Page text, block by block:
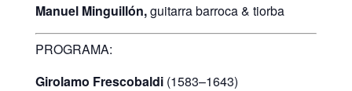
Manuel Minguillón,guitarra barroca & tiorba
PROGRAMA:
Girolamo Frescobaldi(1583–1643)